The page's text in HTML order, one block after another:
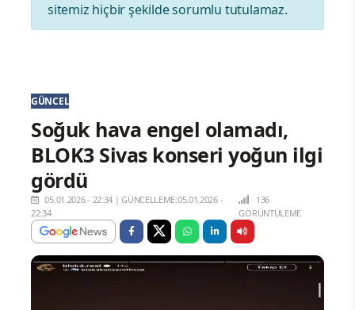
sitemiz hiçbir şekilde sorumlu tutulamaz.
GÜNCEL
Soğuk hava engel olamadı,
BLOK3 Sivas konseri yoğun ilgi
gördü
05.01.2026 - 22:34 |GÜNCELLEME:05.01.2026 -
22:34
136
GÖRÜNTÜLEME